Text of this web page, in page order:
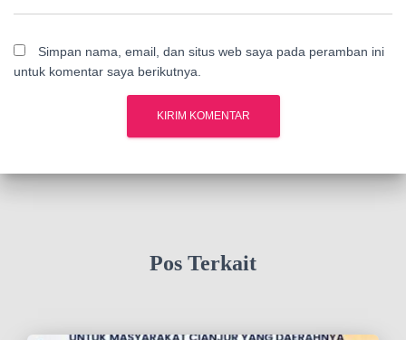
Simpan nama, email, dan situs web saya pada peramban ini
untuk komentar saya berikutnya.
Pos Terkait